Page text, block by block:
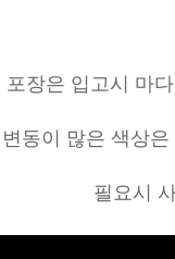
포장은 입고시 마다
변동이 많은 색상
필요시